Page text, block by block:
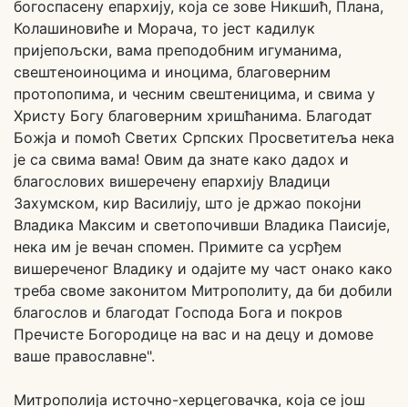
богоспасену епархију, која се зове Никшић, Плана,
Колашиновиће и Морача, то јест кадилук
пријепољски, вама преподобним игуманима,
свештеноиноцима и иноцима, благоверним
протопопима, и чесним свештеницима, и свима у
Христу Богу благоверним хришћанима. Благодат
Божја и помоћ Светих Српских Просветитеља нека
је са свима вама! Овим да знате како дадох и
благослових вишеречену епархију Владици
Захумском, кир Василију, што је држао покојни
Владика Максим и светопочивши Владика Паисије,
нека им је вечан спомен. Примите са усрђем
вишереченог Владику и одајите му част онако како
треба своме законитом Митрополиту, да би добили
благослов и благодат Господа Бога и покров
Пречисте Богородице на вас и на децу и домове
ваше православне".
Митрополија источно-херцеговачка, која се још